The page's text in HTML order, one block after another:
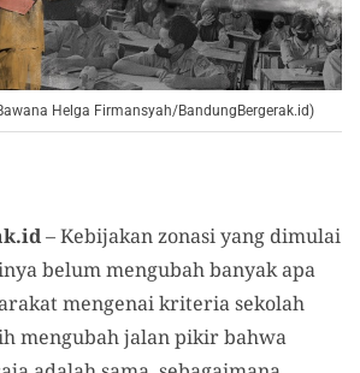
Helga Firmansyah/BandungBergerak.id)
– Kebijakan zonasi yang dimulai
belum mengubah banyak apa
mengenai kriteria sekolah
mengubah jalan pikir bahwa